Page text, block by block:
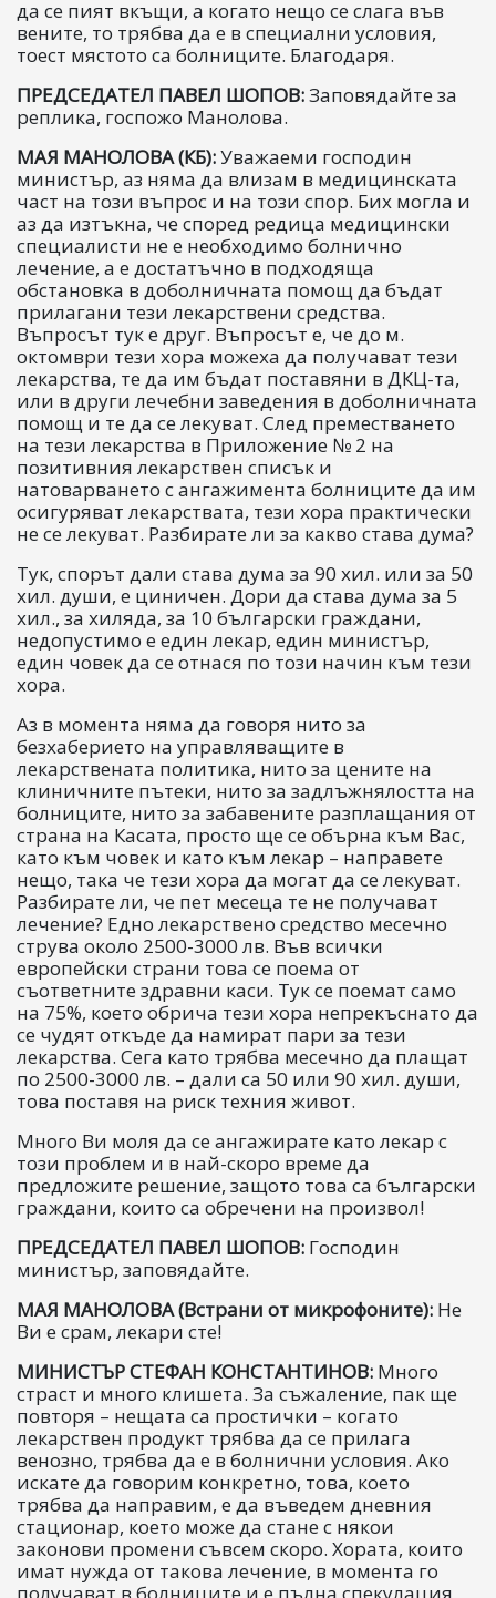
да се пият вкъщи, а когато нещо се слага във
вените, то трябва да е в специални условия,
тоест мястото са болниците. Благодаря.
ПРЕДСЕДАТЕЛ ПАВЕЛ ШОПОВ:Заповядайте за
реплика, госпожо Манолова.
МАЯ МАНОЛОВА (КБ):Уважаеми господин
министър, аз няма да влизам в медицинската
част на този въпрос и на този спор. Бих могла и
аз да изтъкна, че според редица медицински
специалисти не е необходимо болнично
лечение, а е достатъчно в подходяща
обстановка в доболничната помощ да бъдат
прилагани тези лекарствени средства.
Въпросът тук е друг. Въпросът е, че до м.
октомври тези хора можеха да получават тези
лекарства, те да им бъдат поставяни в ДКЦ-та,
или в други лечебни заведения в доболничната
помощ и те да се лекуват. След преместването
на тези лекарства в Приложение № 2 на
позитивния лекарствен списък и
натоварването с ангажимента болниците да им
осигуряват лекарствата, тези хора практически
не се лекуват. Разбирате ли за какво става дума?
Тук, спорът дали става дума за 90 хил. или за 50
хил. души, е циничен. Дори да става дума за 5
хил., за хиляда, за 10 български граждани,
недопустимо е един лекар, един министър,
един човек да се отнася по този начин към тези
хора.
Аз в момента няма да говоря нито за
безхаберието на управляващите в
лекарствената политика, нито за цените на
клиничните пътеки, нито за задлъжнялостта на
болниците, нито за забавените разплащания от
страна на Касата, просто ще се обърна към Вас,
като към човек и като към лекар – направете
нещо, така че тези хора да могат да се лекуват.
Разбирате ли, че пет месеца те не получават
лечение? Едно лекарствено средство месечно
струва около 2500-3000 лв. Във всички
европейски страни това се поема от
съответните здравни каси. Тук се поемат само
на 75%, което обрича тези хора непрекъснато да
се чудят откъде да намират пари за тези
лекарства. Сега като трябва месечно да плащат
по 2500-3000 лв. – дали са 50 или 90 хил. души,
това поставя на риск техния живот.
Много Ви моля да се ангажирате като лекар с
този проблем и в най-скоро време да
предложите решение, защото това са български
граждани, които са обречени на произвол!
ПРЕДСЕДАТЕЛ ПАВЕЛ ШОПОВ: Господин
министър, заповядайте.
МАЯ МАНОЛОВА (Встрани от микрофоните): Не
Ви е срам, лекари сте!
МИНИСТЪР СТЕФАН КОНСТАНТИНОВ: Много
страст и много клишета. За съжаление, пак ще
повторя – нещата са простички – когато
лекарствен продукт трябва да се прилага
венозно, трябва да е в болнични условия. Ако
искате да говорим конкретно, това, което
трябва да направим, е да въведем дневния
стационар, което може да стане с някои
законови промени съвсем скоро. Хората, които
имат нужда от такова лечение, в момента го